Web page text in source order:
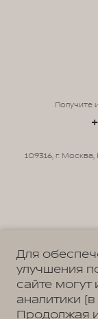
Согласие на
Получите
109316, г.
Для
улучшения
сайте
аналитики
Продолжая